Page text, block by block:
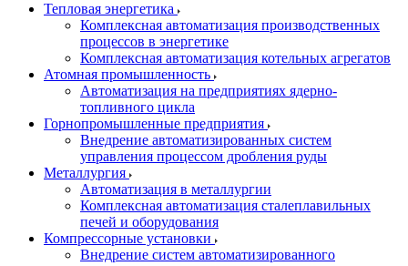
Тепловая энергетика
Комплексная автоматизация производственных
процессов в энергетике
Комплексная автоматизация котельных агрегатов
Атомная промышленность
Автоматизация на предприятиях ядерно-
топливного цикла
Горнопромышленные предприятия
Внедрение автоматизированных систем
управления процессом дробления руды
Металлургия
Автоматизация в металлургии
Комплексная автоматизация сталеплавильных
печей и оборудования
Компрессорные установки
Внедрение систем автоматизированного